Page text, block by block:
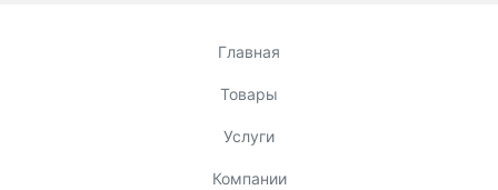
Главная
Товары
Услуги
Компании